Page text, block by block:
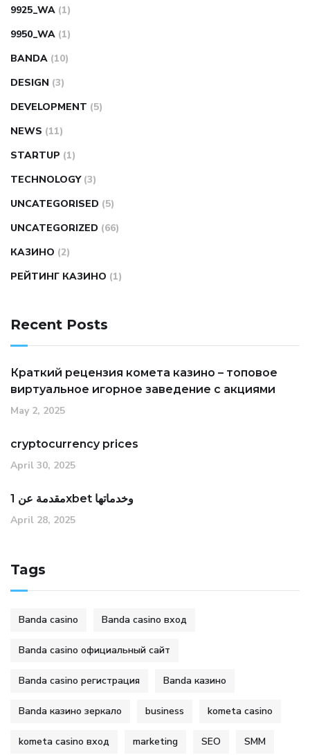
9925_WA (1)
9950_WA (1)
BANDA (10)
DESIGN (3)
DEVELOPMENT (5)
NEWS (11)
STARTUP (1)
TECHNOLOGY (3)
UNCATEGORISED (5)
UNCATEGORIZED (66)
КАЗИНО (2)
РЕЙТИНГ КАЗИНО (1)
Recent Posts
Краткий рецензия комета казино – топовое
виртуальное игорное заведение с акциями
May 2, 2025
cryptocurrency prices
April 30, 2025
مقدمة عن 1xbet وخدماتها
April 28, 2025
Tags
Banda casino Banda casino вход
Banda casino официальный сайт
Banda casino регистрация Banda казино
Banda казино зеркало business kometa casino
kometa casino вход marketing SEO SMM